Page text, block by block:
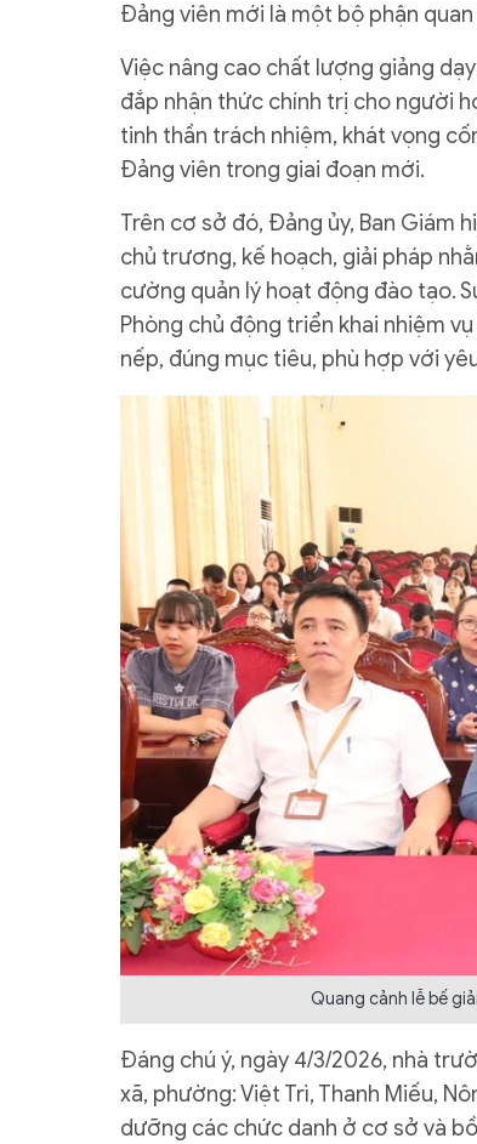
Đảng viên mới là một bộ phận
Việc nâng cao chất lượng giảng
đắp nhận thức chính trị cho người
tinh thần trách nhiệm, khát vọng
Đảng viên trong giai đoạn mới.
Trên cơ sở đó, Đảng ủy, Ban Giám
chủ trương, kế hoạch, giải pháp
cường quản lý hoạt động đào tạo.
Phòng chủ động triển khai nhiệm
nếp, đúng mục tiêu, phù hợp với
Quang cảnh lễ bế
Đáng chú ý, ngày 4/3/2026, nhà
xã, phường: Việt Trì, Thanh Miếu,
dưỡng các chức danh ở cơ sở và